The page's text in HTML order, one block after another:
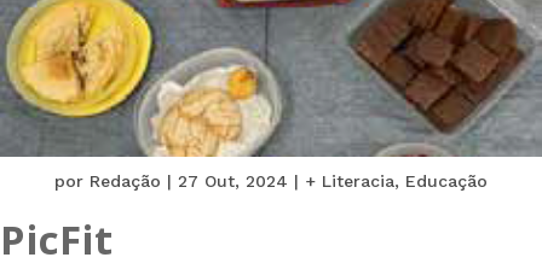
por Redação | 27 Out, 2024 | + Literacia, Educação
PicFit